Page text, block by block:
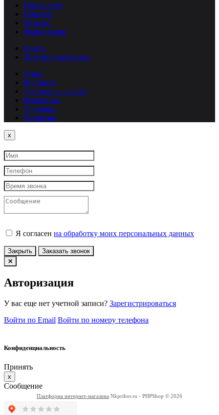
Прайс-лист
Новости
Отзывы
Форма связи
Войти
Зарегистрироваться
О нас
Контакты
Доставка и оплата
Реквизиты
Упаковка
Вакансии
x
Я согласен на обработку моих персональных данных
Закрыть Заказать звонок
Авторизация
У вас еще нет учетной записи? Зарегистрироваться
Войти по Email Войти по номеру телефона
Конфиденциальность
Принять
x
Сообщение
Платформа интернет-магазина Nkpribor.ru - PHPShop © 2026